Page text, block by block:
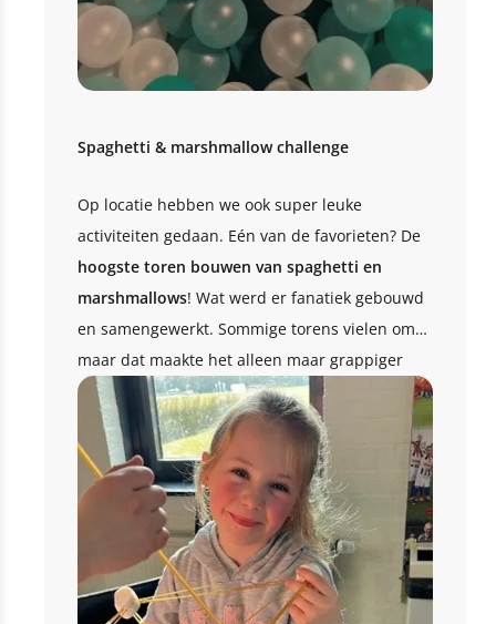
Spaghetti & marshmallow challenge
Op locatie hebben we ook super leuke
activiteiten gedaan. Eén van de favorieten? De
hoogste toren bouwen van spaghetti en
marshmallows! Wat werd er fanatiek gebouwd
en samengewerkt. Sommige torens vielen om…
maar dat maakte het alleen maar grappiger